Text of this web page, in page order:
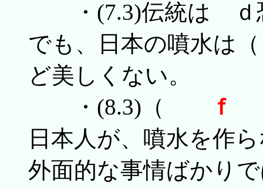
・(7.3)伝統は ｄ
でも、日本の噴水
ど美しくない。
・(8.3)（
ｆ
日本人が、噴水を作
外面的な事情ばかり